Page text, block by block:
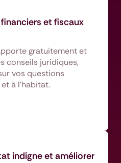
et fiscaux
gratuitement et
conseils juridiques,
vos questions
à l'habitat.
indigne et améliorer